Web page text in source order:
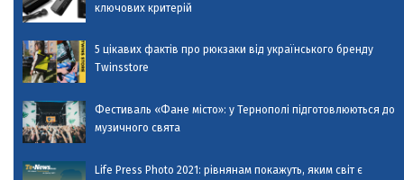
ключових критерій
5 цікавих фактів про рюкзаки від українського бренду
Twinsstore
Фестиваль «Фане місто»: у Тернополі підготовлюються до
музичного свята
Life Press Photo 2021: рівнянам покажуть, яким світ є